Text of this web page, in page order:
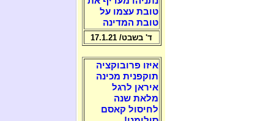
טובת עצמו על
טובת המדינה
ד' בשבט/ 17.1.21
איזו פרובוקציה
תוקפנית מכינה
איראן לרגל
מלאת שנה
לחיסול קאסם